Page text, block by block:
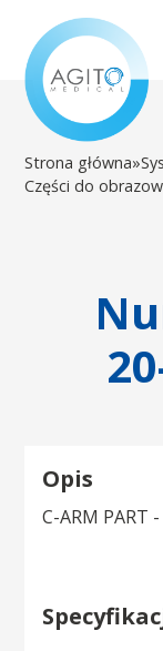
Strona główna»
Części do
Opis
C-ARM PART